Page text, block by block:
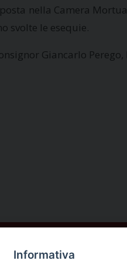
nella Camera
svolte le esequie.
Giancarlo Perego,
Informativa